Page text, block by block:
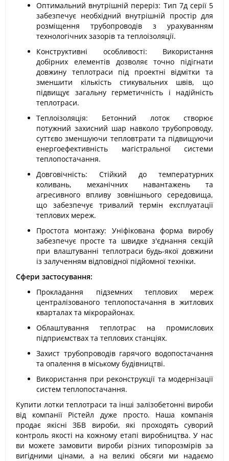
Оптимальний внутрішній переріз: Тип 7д серії 5
забезпечує необхідний внутрішній простір для
розміщення трубопроводів з урахуванням
технологічних зазорів та теплоізоляції.
Конструктивні особливості: Використання
добірних елементів дозволяє точно підігнати
довжину теплотраси під проектні відмітки та
зменшити кількість стикувальних швів, що
підвищує загальну герметичність і надійність
теплотраси.
Теплоізоляція: Бетонний лоток створює
потужний захисний шар навколо трубопроводу,
суттєво зменшуючи тепловтрати та підвищуючи
енергоефективність магістральної системи
теплопостачання.
Довговічність: Стійкий до температурних
коливань, механічних навантажень та
агресивного впливу зовнішнього середовища,
що забезпечує тривалий термін експлуатації
теплових мереж.
Простота монтажу: Уніфікована форма виробу
забезпечує просте та швидке з'єднання секцій
при влаштуванні теплотраси будь-якої довжини
із залученням відповідної підйомної техніки.
Сфери застосування:
Прокладання підземних теплових мереж
централізованого теплопостачання в житлових
кварталах та мікрорайонах.
Облаштування теплотрас на промислових
підприємствах та теплових станціях.
Захист трубопроводів гарячого водопостачання
та опалення в міському будівництві.
Використання при реконструкції та модернізації
систем теплопостачання.
Купити лотки теплотраси та інші залізобетонні вироби
від компанії Рістейл дуже просто. Наша компанія
продає якісні ЗБВ вироби, які проходять суворий
контроль якості на кожному етапі виробництва. У нас
ви можете замовити вироби різних типорозмірів за
вигідними цінами, а на великі обсяги ми надаємо